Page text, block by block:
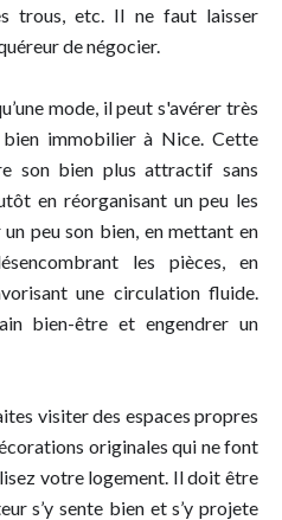
trous, etc. Il ne faut laisser
de négocier.
mode, il peut s'avérer très
immobilier à Nice. Cette
son bien plus attractif sans
en réorganisant un peu les
peu son bien, en mettant en
les pièces, en
une circulation fluide.
bien-être et engendrer un
visiter des espaces propres
originales qui ne font
votre logement. Il doit être
s’y sente bien et s’y projete